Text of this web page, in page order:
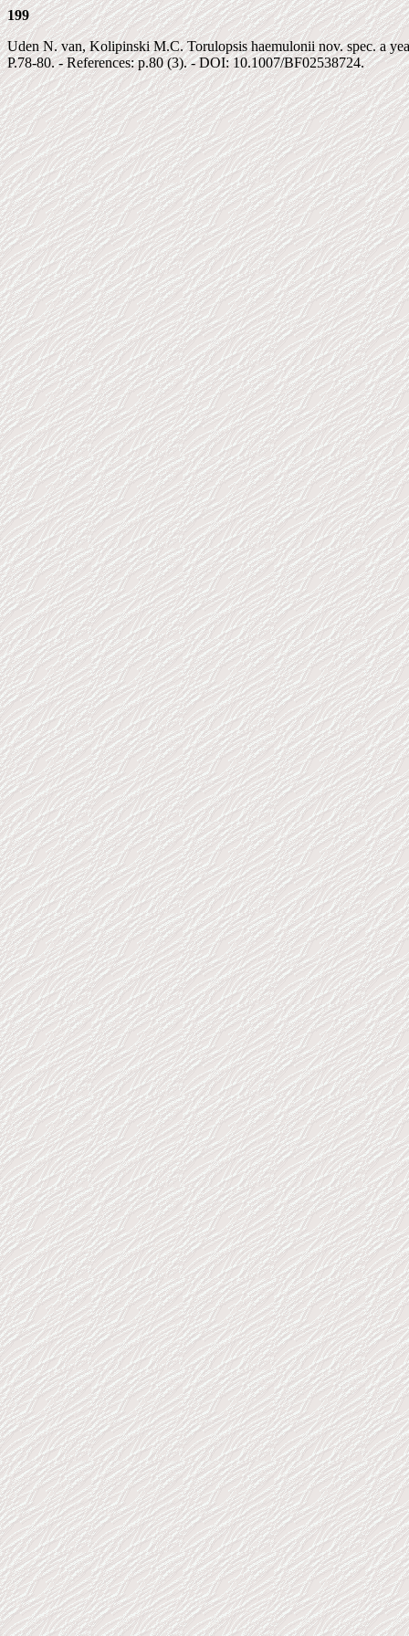
199
Uden N. van, Kolipinski M.C. Torulopsis haemulonii nov. spec. a
P.78-80. - References: p.80 (3). - DOI: 10.1007/BF02538724.